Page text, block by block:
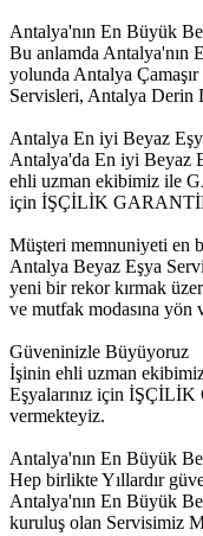
Antalya'nın En Büyük
Bu anlamda Antalya'nın
yolunda Antalya
Servisleri, Antalya Derin
Antalya En iyi Beyaz
Antalya'da En iyi Beyaz
ehli uzman ekibimiz ile
için İŞÇİLİK
Müşteri memnuniyeti en
Antalya Beyaz Eşya
yeni bir rekor kırmak
ve mutfak modasına yön
Güveninizle Büyüyoruz
İşinin ehli uzman
Eşyalarınız için
vermekteyiz.
Antalya'nın En Büyük
Hep birlikte Yıllardır
Antalya'nın En Büyük
kuruluş olan Servisimiz